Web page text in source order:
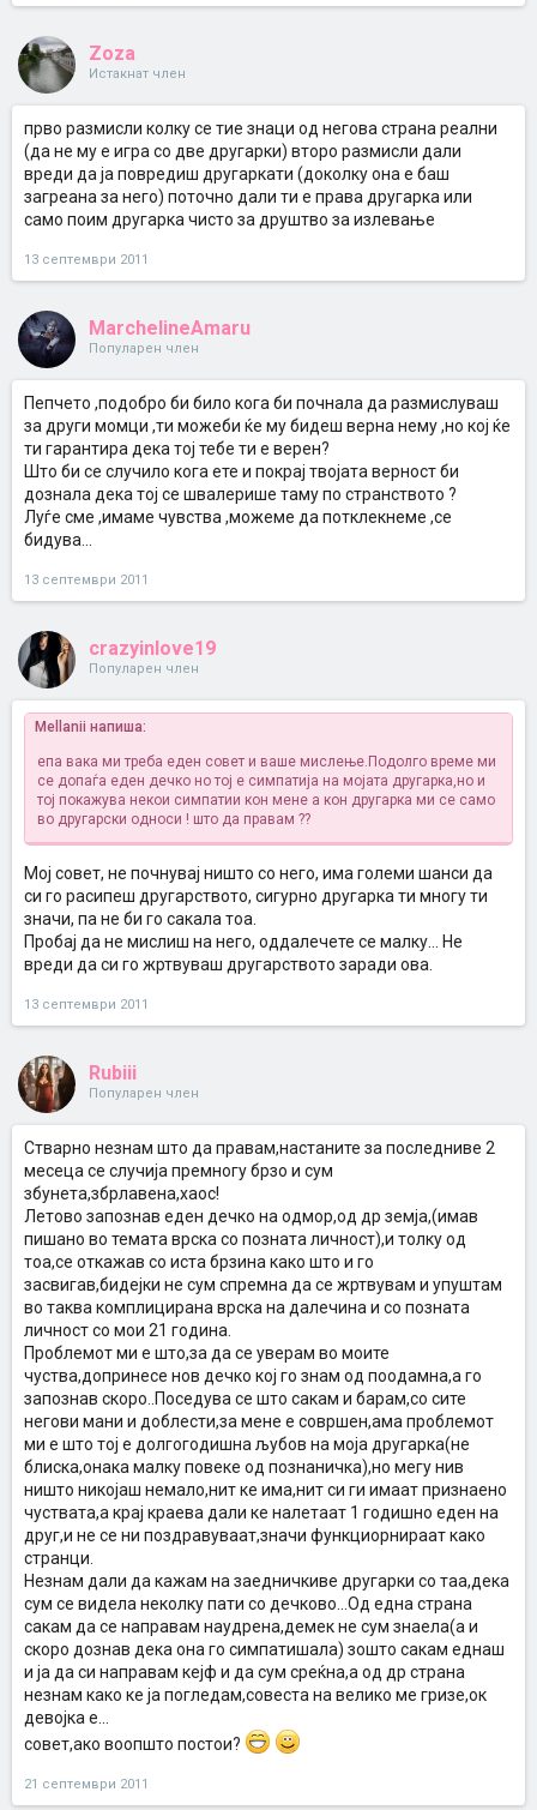
Zoza
Истакнат член
прво размисли колку се тие знаци од негова страна реални
(да не му е игра со две другарки) второ размисли дали
вреди да ја повредиш другаркати (доколку она е баш
загреана за него) поточно дали ти е права другарка или
само поим другарка чисто за друштво за излевање
13 септември 2011
MarchelineAmaru
Популарен член
Пепчето ,подобро би било кога би почнала да размислуваш
за други момци ,ти можеби ќе му бидеш верна нему ,но кој ќе
ти гарантира дека тој тебе ти е верен?
Што би се случило кога ете и покрај твојата верност би
дознала дека тој се швалерише таму по странството ?
Луѓе сме ,имаме чувства ,можеме да потклекнеме ,се
бидува...
13 септември 2011
crazyinlove19
Популарен член
Mellanii напиша:
епа вака ми треба еден совет и ваше мислење.Подолго време ми
се допаѓа еден дечко но тој е симпатија на мојата другарка,но и
тој покажува некои симпатии кон мене а кон другарка ми се само
во другарски односи ! што да правам ??
Мој совет, не почнувај ништо со него, има големи шанси да
си го расипеш другарството, сигурно другарка ти многу ти
значи, па не би го сакала тоа.
Пробај да не мислиш на него, оддалечете се малку... Не
вреди да си го жртвуваш другарството заради ова.
13 септември 2011
Rubiii
Популарен член
Стварно незнам што да правам,настаните за последниве 2
месеца се случија премногу брзо и сум
збунета,збрлавена,хаос!
Летово запознав еден дечко на одмор,од др земја,(имав
пишано во темата врска со позната личност),и толку од
тоа,се откажав со иста брзина како што и го
засвигав,бидејки не сум спремна да се жртвувам и упуштам
во таква комплицирана врска на далечина и со позната
личност со мои 21 година.
Проблемот ми е што,за да се уверам во моите
чуства,допринесе нов дечко кој го знам од поодамна,а го
запознав скоро..Поседува се што сакам и барам,со сите
негови мани и доблести,за мене е совршен,ама проблемот
ми е што тој е долгогодишна љубов на моја другарка(не
блиска,онака малку повеке од познаничка),но мегу нив
ништо никојаш немало,нит ке има,нит си ги имаат признаено
чуствата,а крај краева дали ке налетаат 1 годишно еден на
друг,и не се ни поздравуваат,значи функциорнираат како
странци.
Незнам дали да кажам на заедничкиве другарки со таа,дека
сум се видела неколку пати со дечково...Од една страна
сакам да се направам наудрена,демек не сум знаела(а и
скоро дознав дека она го симпатишала) зошто сакам еднаш
и ја да си направам кејф и да сум среќна,а од др страна
незнам како ке ја погледам,совеста на велико ме гризе,ок
девојка е...
совет,ако воопшто постои?
21 септември 2011